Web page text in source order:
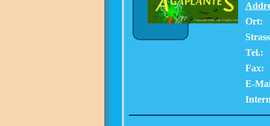
Ort:
Tel.:
Fax:
E-